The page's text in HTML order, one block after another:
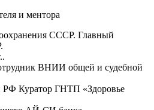
и ментора
СССР. Главный
ВНИИ общей и судебной
РФ Куратор ГНТП «Здоровье